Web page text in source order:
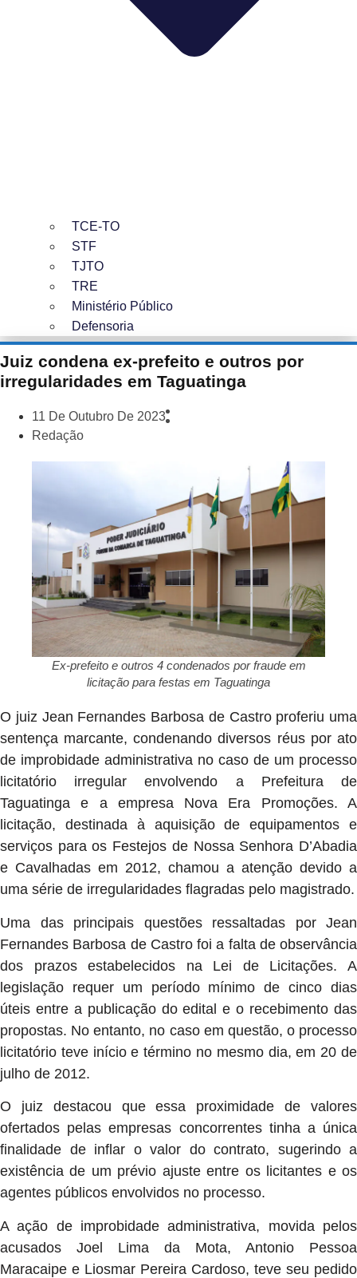
TCE-TO
STF
TJTO
TRE
Ministério Público
Defensoria
Juiz condena ex-prefeito e outros por
irregularidades em Taguatinga
11 De Outubro De 2023
Redação
Ex-prefeito e outros 4 condenados por fraude em
licitação para festas em Taguatinga
O juiz Jean Fernandes Barbosa de Castro proferiu uma
sentença marcante, condenando diversos réus por ato
de improbidade administrativa no caso de um processo
licitatório irregular envolvendo a Prefeitura de
Taguatinga e a empresa Nova Era Promoções. A
licitação, destinada à aquisição de equipamentos e
serviços para os Festejos de Nossa Senhora D’Abadia
e Cavalhadas em 2012, chamou a atenção devido a
uma série de irregularidades flagradas pelo magistrado.
Uma das principais questões ressaltadas por Jean
Fernandes Barbosa de Castro foi a falta de observância
dos prazos estabelecidos na Lei de Licitações. A
legislação requer um período mínimo de cinco dias
úteis entre a publicação do edital e o recebimento das
propostas. No entanto, no caso em questão, o processo
licitatório teve início e término no mesmo dia, em 20 de
julho de 2012.
O juiz destacou que essa proximidade de valores
ofertados pelas empresas concorrentes tinha a única
finalidade de inflar o valor do contrato, sugerindo a
existência de um prévio ajuste entre os licitantes e os
agentes públicos envolvidos no processo.
A ação de improbidade administrativa, movida pelos
acusados Joel Lima da Mota, Antonio Pessoa
Maracaipe e Liosmar Pereira Cardoso, teve seu pedido